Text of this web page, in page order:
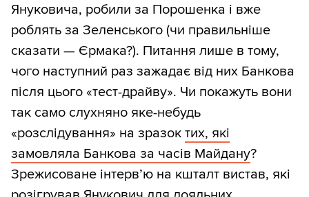
Януковича, робили за Порошенка і вже
роблять за Зеленського (чи правильніше
сказати — Єрмака?). Питання лише в тому,
чого наступний раз зажадає від них Банкова
після цього «тест-драйву». Чи покажуть вони
так само слухняно яке-небудь
«розслідування» на зразок тих, які
замовляла Банкова за часів Майдану?
Зрежисоване інтерв’ю на кшталт вистав, які